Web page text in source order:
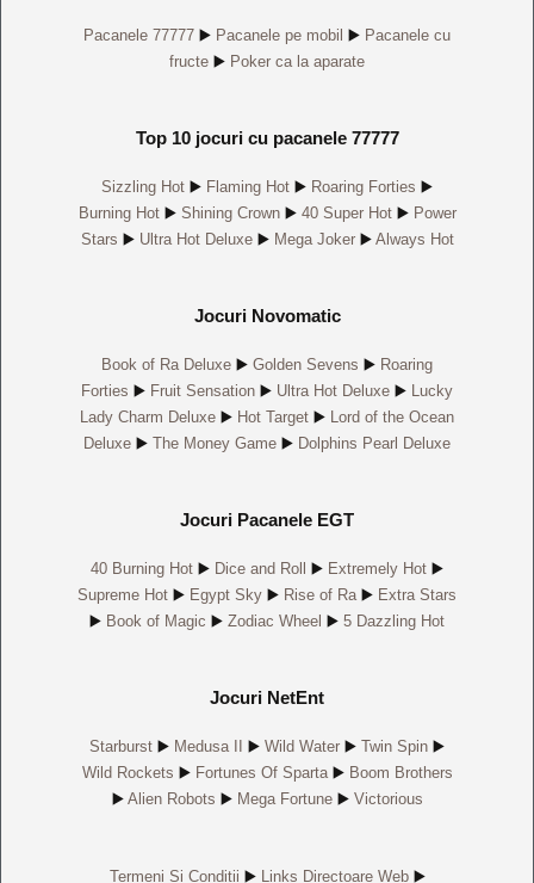
Pacanele 77777 ▶️ Pacanele pe mobil ▶️ Pacanele cu
fructe ▶️ Poker ca la aparate
Top 10 jocuri cu pacanele 77777
Sizzling Hot ▶️ Flaming Hot ▶️ Roaring Forties ▶️
Burning Hot ▶️ Shining Crown ▶️ 40 Super Hot ▶️ Power
Stars ▶️ Ultra Hot Deluxe ▶️ Mega Joker ▶️ Always Hot
Jocuri Novomatic
Book of Ra Deluxe ▶️ Golden Sevens ▶️ Roaring
Forties ▶️ Fruit Sensation ▶️ Ultra Hot Deluxe ▶️ Lucky
Lady Charm Deluxe ▶️ Hot Target ▶️ Lord of the Ocean
Deluxe ▶️ The Money Game ▶️ Dolphins Pearl Deluxe
Jocuri Pacanele EGT
40 Burning Hot ▶️ Dice and Roll ▶️ Extremely Hot ▶️
Supreme Hot ▶️ Egypt Sky ▶️ Rise of Ra ▶️ Extra Stars
▶️ Book of Magic ▶️ Zodiac Wheel ▶️ 5 Dazzling Hot
Jocuri NetEnt
Starburst ▶️ Medusa II ▶️ Wild Water ▶️ Twin Spin ▶️
Wild Rockets ▶️ Fortunes Of Sparta ▶️ Boom Brothers
▶️ Alien Robots ▶️ Mega Fortune ▶️ Victorious
Termeni Și Condiții ▶️ Links Directoare Web ▶️